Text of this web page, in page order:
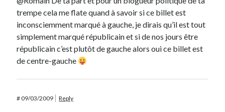
trempe cela me flate quand à savoir si ce billet est
inconsciemment marqué à gauche, je dirais qu’il est tout
simplement marqué républicain et si de nos jours être
républicain c’est plutôt de gauche alors oui ce billet est
de centre-gauche
#09/03/2009 Reply